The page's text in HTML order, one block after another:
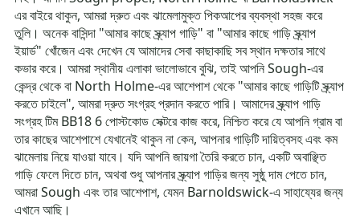
এর বাইরে থাকুন, আমরা দ্রুত এবং ঝামেলামুক্ত পিকআপের ব্যবস্থা সহজ করে
তুলি। অনেক বাসিন্দা "আমার কাছে স্ক্র্যাপ গাড়ি" বা "আমার কাছে গাড়ি স্ক্র্যাপ
ইয়ার্ড" খোঁজেন এবং দেখেন যে আমাদের সেবা কাছাকাছি সব স্থান দক্ষতার সাথে
কভার করে। আমরা স্থানীয় এলাকা ভালোভাবে বুঝি, তাই আপনি Sough-এর
কেন্দ্র থেকে বা North Holme-এর আশেপাশ থেকে "আমার কাছে গাড়িটি স্ক্র্যাপ
করতে চাইলে", আমরা দ্রুত সংগ্রহ প্রদান করতে পারি। আমাদের স্ক্র্যাপ গাড়ি
সংগ্রহ টিম BB18 6 পোস্টকোড সেক্টরে কাজ করে, নিশ্চিত করে যে আপনি গ্রাম বা
তার কাছের আশেপাশে যেখানেই থাকুন না কেন, আপনার গাড়িটি দায়িত্বসহ এবং কম
ঝামেলায় নিয়ে যাওয়া যাবে। যদি আপনি জায়গা তৈরি করতে চান, একটি অবাঞ্ছিত
গাড়ি ফেলে দিতে চান, অথবা শুধু আপনার স্ক্র্যাপ গাড়ির জন্য সুষ্ঠু দাম পেতে চান,
আমরা Sough এবং তার আশেপাশ, যেমন Barnoldswick-এ সাহায্যের জন্য
এখানে আছি।